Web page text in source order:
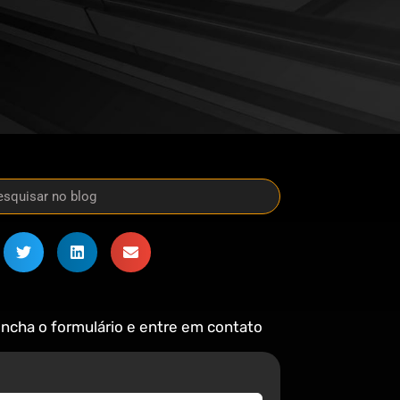
o formulário e entre em contato